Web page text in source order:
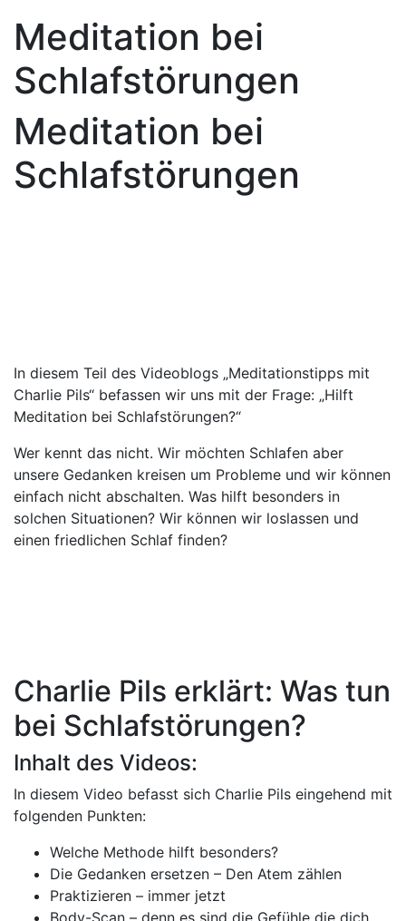
Meditation bei
Schlafstörungen
Meditation bei
Schlafstörungen
In diesem Teil des Videoblogs „Meditationstipps mit
Charlie Pils“ befassen wir uns mit der Frage: „Hilft
Meditation bei Schlafstörungen?“
Wer kennt das nicht. Wir möchten Schlafen aber
unsere Gedanken kreisen um Probleme und wir können
einfach nicht abschalten. Was hilft besonders in
solchen Situationen? Wir können wir loslassen und
einen friedlichen Schlaf finden?
Charlie Pils erklärt: Was tun
bei Schlafstörungen?
Inhalt des Videos:
In diesem Video befasst sich Charlie Pils eingehend mit
folgenden Punkten:
Welche Methode hilft besonders?
Die Gedanken ersetzen – Den Atem zählen
Praktizieren – immer jetzt
Body-Scan – denn es sind die Gefühle die dich